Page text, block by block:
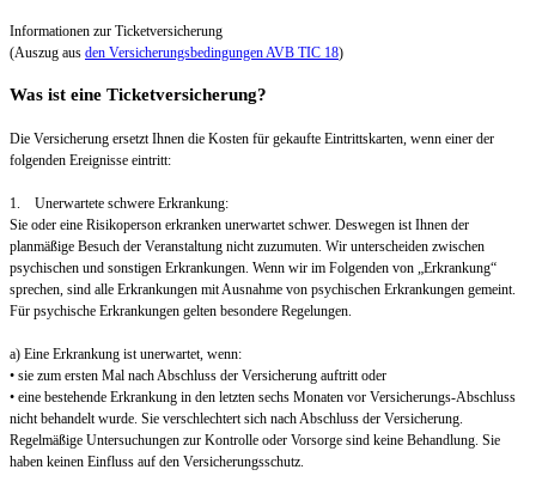
Informationen zur Ticketversicherung
(Auszug aus den Versicherungsbedingungen AVB TIC 18)
Was ist eine Ticketversicherung?
Die Versicherung ersetzt Ihnen die Kosten für gekaufte Eintrittskarten, wenn einer der
folgenden Ereignisse eintritt:
1. Unerwartete schwere Erkrankung:
Sie oder eine Risikoperson erkranken unerwartet schwer. Deswegen ist Ihnen der
planmäßige Besuch der Veranstaltung nicht zuzumuten. Wir unterscheiden zwischen
psychischen und sonstigen Erkrankungen. Wenn wir im Folgenden von „Erkrankung“
sprechen, sind alle Erkrankungen mit Ausnahme von psychischen Erkrankungen gemeint.
Für psychische Erkrankungen gelten besondere Regelungen.
a) Eine Erkrankung ist unerwartet, wenn:
• sie zum ersten Mal nach Abschluss der Versicherung auftritt oder
• eine bestehende Erkrankung in den letzten sechs Monaten vor Versicherungs-Abschluss
nicht behandelt wurde. Sie verschlechtert sich nach Abschluss der Versicherung.
Regelmäßige Untersuchungen zur Kontrolle oder Vorsorge sind keine Behandlung. Sie
haben keinen Einfluss auf den Versicherungsschutz.